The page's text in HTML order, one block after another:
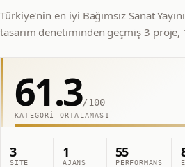
Türkiye'nin en iyi Bağımsız Sanat
tasarım denetiminden geçmiş 3 proje,
61.3/100
KATEGORI ORTALAMASI
3
SITE
1
AJANS
55
PERFORMANS